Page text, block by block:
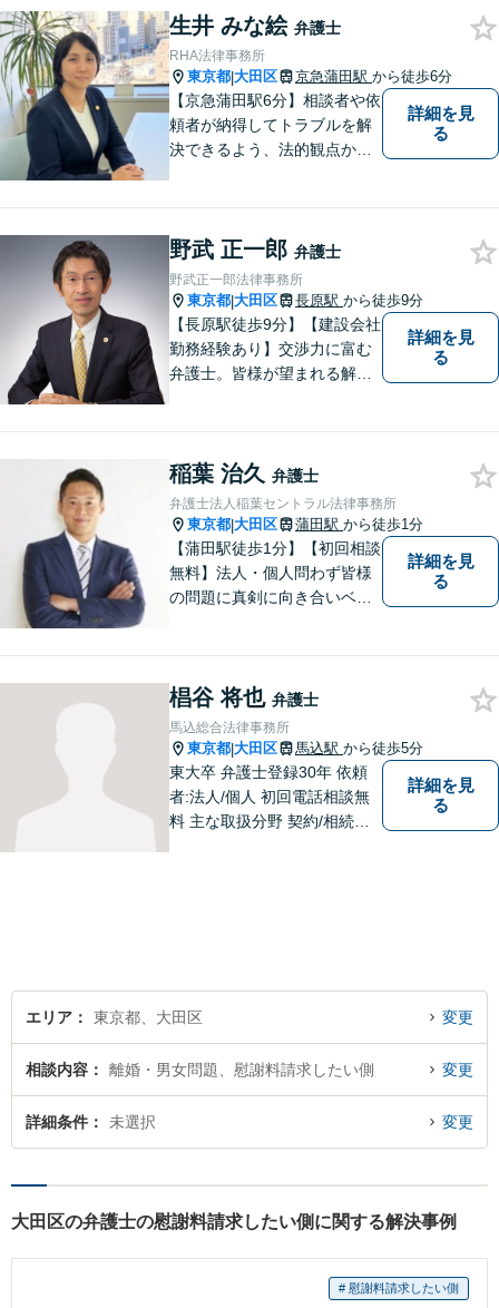
生井 みな絵 弁護士
RHA法律事務所
東京都|大田区 京急蒲田駅 から徒歩6分
【京急蒲田駅6分】相談者や依
頼者が納得してトラブルを解
決できるよう、法的観点から
善の解決策を共に検討したい
と考えています。 是非お気軽
にお問合せください。
詳細を見
る
野武 正一郎 弁護士
野武正一郎法律事務所
東京都|大田区 長原駅 から徒歩9分
【長原駅徒歩9分】【建設会社
勤務経験あり】交渉力に富む
弁護士。皆様が望まれる解決
な方はお気軽にお声掛けくだ
さい。【電話・メール相談
可】
詳細を見
る
稲葉 治久 弁護士
弁護士法人稲葉セントラル法律事務所
東京都|大田区 蒲田駅 から徒歩1分
【蒲田駅徒歩1分】【初回相談
無料】法人・個人問わず皆様
の問題に真剣に向き合いベス
詳細を見
る
椙谷 将也 弁護士
馬込総合法律事務所
東京都|大田区 馬込駅 から徒歩5分
東大卒 弁護士登録30年 依頼
者:法人/個人 初回電話相談無
料 主な取扱分野 契約/相続・
詳細を見
る
エリア 東京都、大田区 変更
相談内容 離婚・男女問題、慰謝料請求したい側 変更
詳細条件 未選択 変更
大田区の弁護士の慰謝料請求したい側に関する解決事例
# 慰謝料請求したい側